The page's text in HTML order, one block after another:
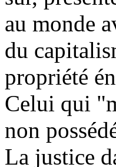
au monde
du
propriété
Celui qui
non
La justice